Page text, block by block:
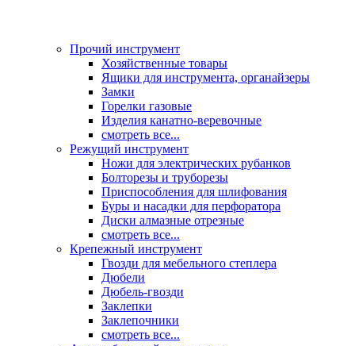
Прочий инструмент
Хозяйственные товары
Ящики для инструмента, органайзеры
Замки
Горелки газовые
Изделия канатно-веревочные
смотреть все...
Режущий инструмент
Ножи для электрических рубанков
Болторезы и труборезы
Приспособления для шлифования
Буры и насадки для перфоратора
Диски алмазные отрезные
смотреть все...
Крепежный инструмент
Гвозди для мебельного степлера
Дюбели
Дюбель-гвозди
Заклепки
Заклепочники
смотреть все...